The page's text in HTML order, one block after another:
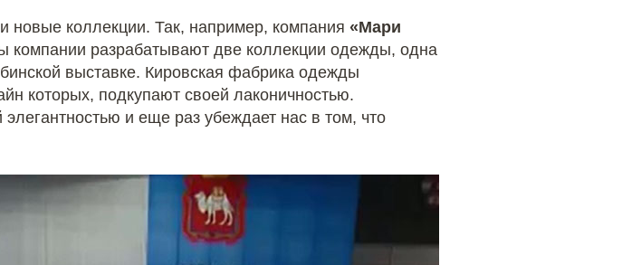
новые коллекции. Так, например, компания «Мари
компании разрабатывают две коллекции одежды, одна
выставке. Кировская фабрика одежды
которых, подкупают своей лаконичностью.
и еще раз убеждает нас в том, что